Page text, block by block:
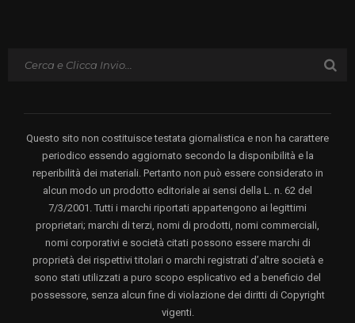
Questo sito non costituisce testata giornalistica e non ha carattere
periodico essendo aggiornato secondo la disponibilità e la
reperibilità dei materiali. Pertanto non può essere considerato in
alcun modo un prodotto editoriale ai sensi della L. n. 62 del
7/3/2001. Tutti i marchi riportati appartengono ai legittimi
proprietari; marchi di terzi, nomi di prodotti, nomi commerciali,
nomi corporativi e società citati possono essere marchi di
proprietà dei rispettivi titolari o marchi registrati d’altre società e
sono stati utilizzati a puro scopo esplicativo ed a beneficio del
possessore, senza alcun fine di violazione dei diritti di Copyright
vigenti.